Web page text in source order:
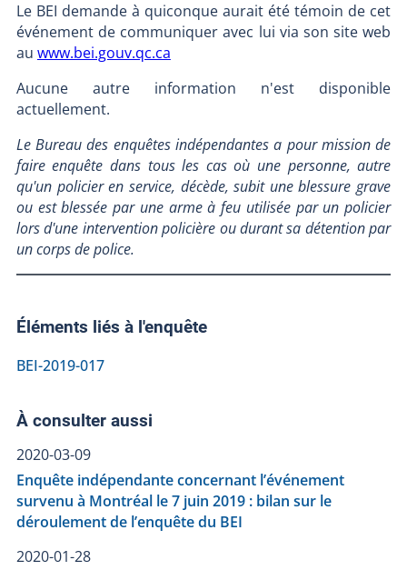
Le BEI demande à quiconque aurait été témoin de cet
événement de communiquer avec lui via son site web
au www.bei.gouv.qc.ca
Aucune autre information n'est disponible
actuellement.
Le Bureau des enquêtes indépendantes a pour mission de
faire enquête dans tous les cas où une personne, autre
qu'un policier en service, décède, subit une blessure grave
ou est blessée par une arme à feu utilisée par un policier
lors d'une intervention policière ou durant sa détention par
un corps de police.
Éléments liés à l'enquête
BEI-2019-017
À consulter aussi
2020-03-09
Enquête indépendante concernant l’événement
survenu à Montréal le 7 juin 2019 : bilan sur le
déroulement de l’enquête du BEI
2020-01-28